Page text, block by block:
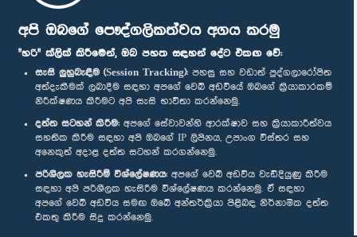
අපි ඔබගේ පෞද්ගලිකත්වය අගය කරමු
"හරි" ක්ලික් කිරීමෙන්, ඔබ පහත සඳහන් දේට එකඟ වේ:
සැසි ලුහුබැඳීම (Session Tracking): පහසු සහ වඩාත් පුද්ගලාරෝපිත
අත්දැකීමක් ලබාදීම සඳහා අපගේ වෙබ් අඩවියේ ඔබගේ ක්‍රියාකාරකම්
නිරීක්ෂණය කිරීමට අපි සැසි භාවිතා කරන්නෙමු.
දත්ත සටහන් කිරීම: අපගේ සේවාවන්හි ආරක්ෂාව සහ ක්‍රියාකාරීත්වය
සහතික කිරීම සඳහා අපි ඔබගේ IP ලිපිනය, උපාංග විස්තර සහ
අනෙකුත් අදාළ දත්ත සටහන් කරගන්නෙමු.
පරිශීලක හැසිරීම් විශ්ලේෂණය: අපගේ වෙබ් අඩවිය වැඩිදියුණු කිරීම
සඳහා අපි පරිශීලක හැසිරීම විශ්ලේෂණය කරන්නෙමු. ඒ සඳහා
අපගේ වෙබ් අඩවිය සමඟ ඔබේ අන්තර්ක්‍රියා පිළිබඳ නිර්නාමික දත්ත
එකතු කිරීම සිදු කරන්නෙමු.
පාර්ලිමේන්තු ජංගම යෙදුම
අප හා සම්බන්ධ වී සිටින්න :
සම්මාන
පෞද්ගලිකත්ව ප්‍රතිපත්තිය